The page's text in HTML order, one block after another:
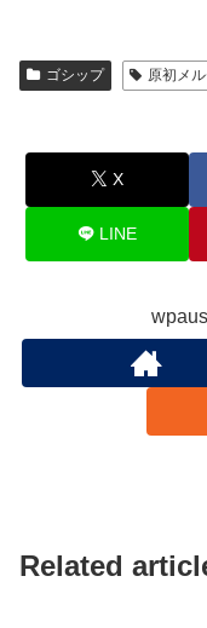
ゴシップ 原初メ
X
LINE
Related